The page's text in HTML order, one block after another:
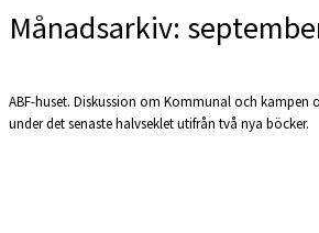
Månadsarkiv:
ABF-huset. Diskussion om Kommunal och kampen
under det senaste halvseklet utifrån två nya böcker.